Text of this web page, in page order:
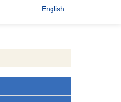
English